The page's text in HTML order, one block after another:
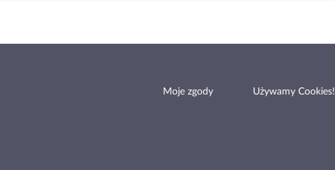
Moje zgody Używamy Cookies!